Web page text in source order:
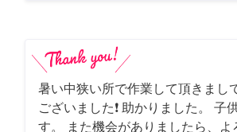
暑い中狭い所で作業して頂きまし
ございました❗️ 助かりました。 子
す。 また機会がありましたら、よ